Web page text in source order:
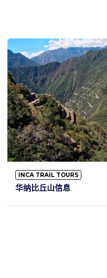
INCA TRAIL TOURS
华纳比丘山信息